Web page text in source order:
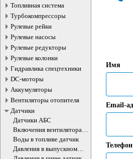
Топливная система
Турбокомпрессоры
Рулевые рейки
Рулевые насосы
Рулевые редукторы
Рулевые колонки
Гидравлика спецтехники
DC-моторы
Аккумуляторы
Вентиляторы отопителя
Датчики
Датчики АБС
Включения вентилятора
датчик
Воды в топливе датчик
Давления в выпускном
коллекторе датчик
Имя
Email-
Телефон